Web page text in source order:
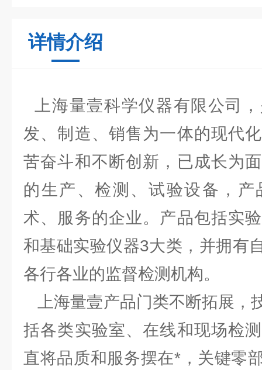
详情介绍
上海量壹科学仪器有限公司
发、制造、销售为一体的现代
苦奋斗和不断创新，已成长为
的生产、检测、试验设备，
术、服务的企业。产品包括实
和基础实验仪器3大类，并拥有
各行各业的监督检测机构。
上海量壹产品门类不断拓展，
括各类实验室、在线和现场检
直将品质和服务摆在*，关键零